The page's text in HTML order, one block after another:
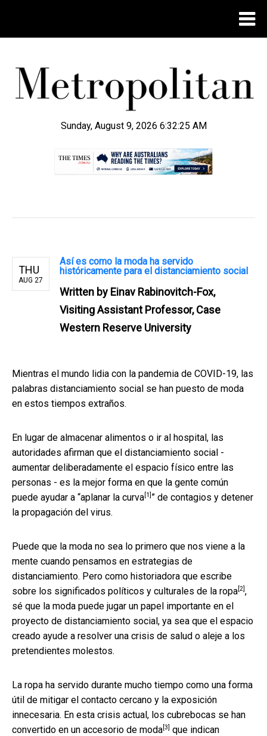
Sunday, August 9, 2026 6:32:25 AM
THU
AUG 27
Así es como la moda ha servido
históricamente para el distanciamiento social
Written by Einav Rabinovitch-Fox,
Visiting Assistant Professor, Case
Western Reserve University
Mientras el mundo lidia con la pandemia de COVID-19, las
palabras distanciamiento social se han puesto de moda
en estos tiempos extraños.
En lugar de almacenar alimentos o ir al hospital, las
autoridades afirman que el distanciamiento social -
aumentar deliberadamente el espacio físico entre las
personas - es la mejor forma en que la gente común
puede ayudar a “aplanar la curva [1] ” de contagios y detener
la propagación del virus.
Puede que la moda no sea lo primero que nos viene a la
mente cuando pensamos en estrategias de
distanciamiento. Pero como historiadora que escribe
sobre los significados políticos y culturales de la ropa [2] ,
sé que la moda puede jugar un papel importante en el
proyecto de distanciamiento social, ya sea que el espacio
creado ayude a resolver una crisis de salud o aleje a los
pretendientes molestos.
La ropa ha servido durante mucho tiempo como una forma
útil de mitigar el contacto cercano y la exposición
innecesaria. En esta crisis actual, los cubrebocas se han
convertido en un accesorio de moda [3]
que indican